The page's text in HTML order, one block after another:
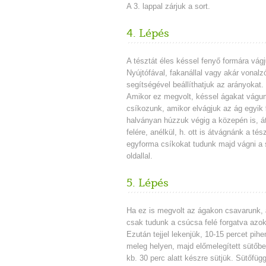
A 3. lappal zárjuk a sort.
4. Lépés
A tésztát éles késsel fenyő formára
Nyújtófával, fakanállal vagy akár
segítségével beállíthatjuk az arányokat.
Amikor ez megvolt, késsel ágakat
csíkozunk, amikor elvágjuk az ág egyik
halványan húzzuk végig a közepén is,
felére, anélkül, h. ott is átvágnánk a
egyforma csíkokat tudunk majd vágni a
oldallal.
5. Lépés
Ha ez is megvolt az ágakon csavarunk,
csak tudunk a csúcsa felé forgatva
Ezután tejjel lekenjük, 10-15 percet
meleg helyen, majd előmelegített
kb. 30 perc alatt készre sütjük.